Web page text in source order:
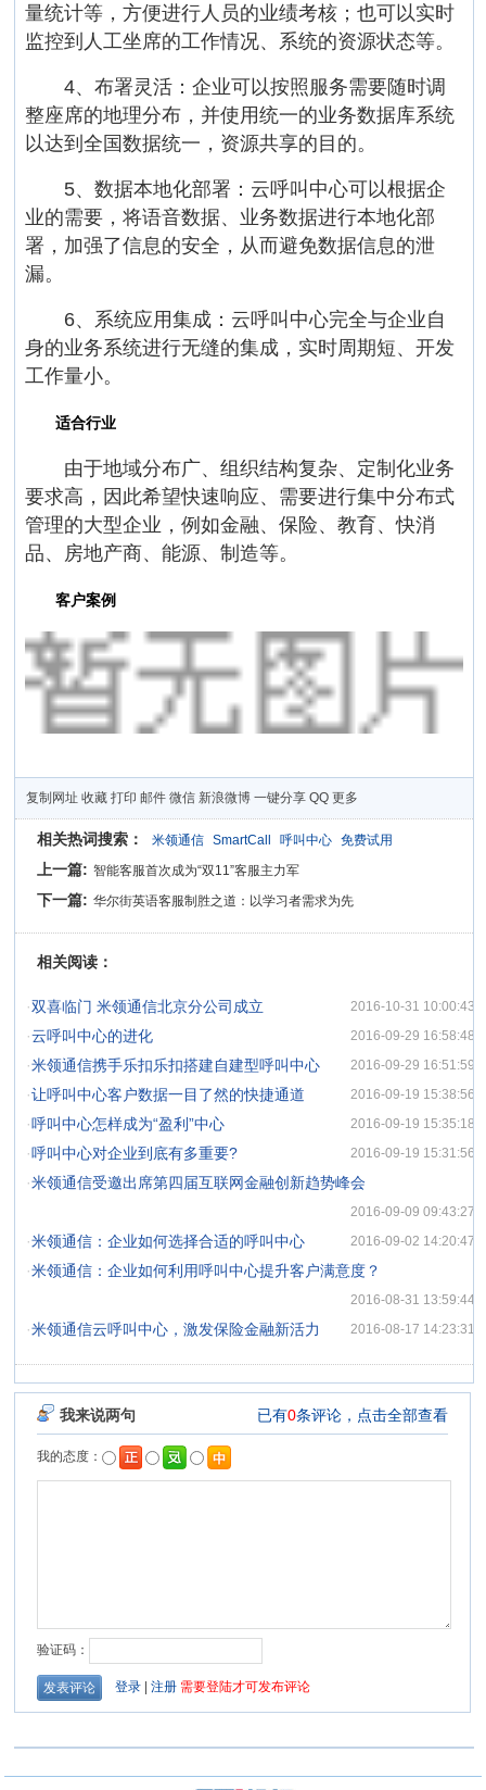
量统计等，方便进行人员的业绩考核；也可以实时
监控到人工坐席的工作情况、系统的资源状态等。
4、布署灵活：企业可以按照服务需要随时调
整座席的地理分布，并使用统一的业务数据库系统
以达到全国数据统一，资源共享的目的。
5、数据本地化部署：云呼叫中心可以根据企
业的需要，将语音数据、业务数据进行本地化部
署，加强了信息的安全，从而避免数据信息的泄
漏。
6、系统应用集成：云呼叫中心完全与企业自
身的业务系统进行无缝的集成，实时周期短、开发
工作量小。
适合行业
由于地域分布广、组织结构复杂、定制化业务
要求高，因此希望快速响应、需要进行集中分布式
管理的大型企业，例如金融、保险、教育、快消
品、房地产商、能源、制造等。
客户案例
复制网址 收藏 打印 邮件 微信 新浪微博 一键分享 QQ 更多
相关热词搜索： 米领通信 SmartCall 呼叫中心 免费试用
上一篇: 智能客服首次成为“双11”客服主力军
下一篇: 华尔街英语客服制胜之道：以学习者需求为先
相关阅读：
·双喜临门 米领通信北京分公司成立 2016-10-31 10:00:43
·云呼叫中心的进化 2016-09-29 16:58:48
·米领通信携手乐扣乐扣搭建自建型呼叫中心 2016-09-29 16:51:59
·让呼叫中心客户数据一目了然的快捷通道 2016-09-19 15:38:56
·呼叫中心怎样成为“盈利”中心 2016-09-19 15:35:18
·呼叫中心对企业到底有多重要? 2016-09-19 15:31:56
·米领通信受邀出席第四届互联网金融创新趋势峰会
2016-09-09 09:43:27
·米领通信：企业如何选择合适的呼叫中心 2016-09-02 14:20:47
·米领通信：企业如何利用呼叫中心提升客户满意度？
2016-08-31 13:59:44
·米领通信云呼叫中心，激发保险金融新活力 2016-08-17 14:23:31